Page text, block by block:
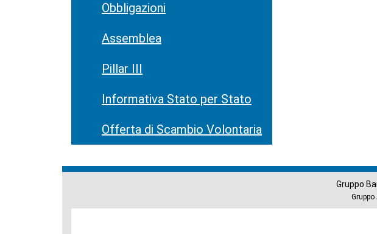
Obbligazioni
Assemblea
Pillar III
Informativa Stato per Stato
Offerta di Scambio Volontaria
Gruppo